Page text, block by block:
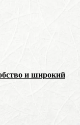
и широкий